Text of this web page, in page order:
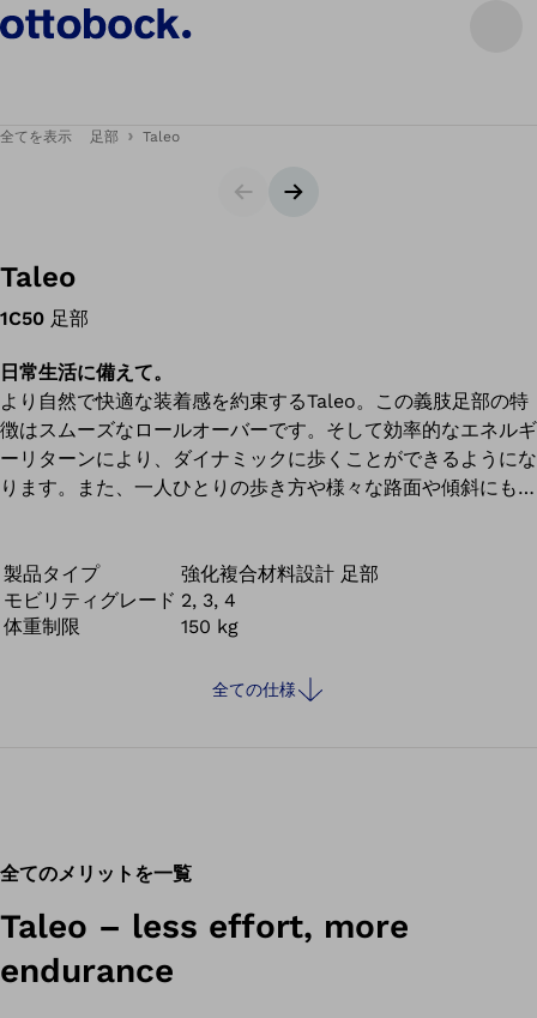
全てを表示 足部 Taleo
スライダー次のスライド
Taleo
1C50 足部
日常生活に備えて。
より自然で快適な装着感を約束するTaleo。この義肢足部の特
徴はスムーズなロールオーバーです。そして効率的なエネルギ
ーリターンにより、ダイナミックに歩くことができるようにな
ります。また、一人ひとりの歩き方や様々な路面や傾斜にもぴ
ットシェルのソールには水を排出するための開口部が特別に設
けられおり、義肢に水が溜まってしまうことなどなく活動をそ
のまま続行していくことができます。
製品タイプ
強化複合材料設計 足部
モビリティグレード 2, 3, 4
体重制限
150 kg
全ての仕様
全てのメリットを一覧
Taleo – less effort, more
endurance